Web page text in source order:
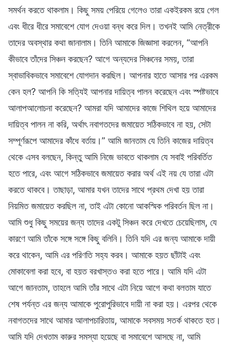
সমর্থন করতে থাকলাম। কিছু সময় পেরিয়ে গেলেও তারা একইরকম রয়ে গেল
এবং ধীরে ধীরে সমাবেশে যোগ দেওয়া বন্ধ করে দিল। তখনই আমি নেত্রীকে
তাদের অবস্থার কথা জানালাম। তিনি আমাকে জিজ্ঞাসা করলেন, “আপনি
কীভাবে তাঁদের সিঞ্চন করছেন? আগে অন্যদের সিঞ্চনের সময়, তারা
স্বাভাবিকভাবে সমাবেশে যোগদান করছিল। আপনার হাতে আসার পর এরকম
কেন হল? আপনি কি সত্যিই আপনার দায়িত্ব পালন করেছেন এবং স্পষ্টভাবে
আলাপআলোচনা করেছেন? আমরা যদি আমাদের কাজে শিথিল হয়ে আমাদের
দায়িত্ব পালন না করি, অর্থাৎ নবাগতদের জমায়েত সঠিকভাবে না হয়, সেটা
সম্পূর্ণরূপে আমাদের কাঁধে বর্তায়।” আমি জানতাম যে তিনি কাজের দায়িত্ব
থেকে এসব বলছেন, কিন্তু আমি নিজে ভাবতে থাকলাম যে সবাই পরিবর্তিত
হতে পারে, এবং আগে সঠিকভাবে জমায়েত করার অর্থ এই নয় যে তারা এটা
করতে থাকবে। তাছাড়া, আমার যখন তাদের সাথে প্রথম দেখা হয় তারা
নিয়মিত জমায়েত করছিল না, তাই এটা কোনো আকস্মিক পরিবর্তন ছিল না।
আমি শুধু কিছু সময়ের জন্য তাদের একটু সিঞ্চন করে দেখতে চেয়েছিলাম, যে
কারণে আমি তাঁকে সঙ্গে সঙ্গে কিছু বলিনি। তিনি যদি এর জন্য আমাকে দায়ী
করে থাকেন, আমি এর পরিণতি সহ্য করব। আমাকে হয়ত ছাঁটাই এবং
মোকাবেলা করা হবে, বা হয়ত বরখাস্তও করা হতে পারে। আমি যদি এটা
আগে জানতাম, তাহলে আমি তাঁর সাথে এটা নিয়ে আগে কথা বলতাম যাতে
শেষ পর্যন্ত এর জন্য আমাকে পুরোপুরিভাবে দায়ী না করা হয়। এরপর থেকে
নবাগতদের সাথে আমার আলাপচারিতায়, আমাকে সবসময় সতর্ক থাকতে হত।
আমি যদি দেখতাম কারুর সমস্যা হয়েছে বা সমাবেশে আসছে না, আমি